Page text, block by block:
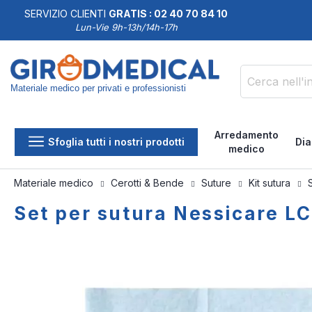
SERVIZIO CLIENTI GRATIS : 02 40 70 84 10
Lun-Vie 9h-13h/14h-17h
O RIMBORSATI
Materiale medico per privati e professionisti
Sfoglia tutti i nostri prodotti
Arredamento
medico
Materiale medico Cerotti & Bende Suture Kit sutura
Set per sutura Nessicare